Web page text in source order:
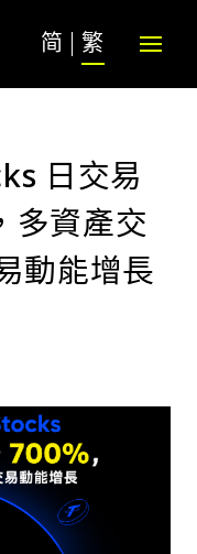
简 繁
日交易
多資產交
動能增長